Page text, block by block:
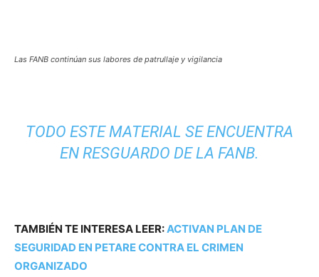
Las FANB continúan sus labores de patrullaje y vigilancia
TODO ESTE MATERIAL SE ENCUENTRA
EN RESGUARDO DE LA FANB.
TAMBIÉN TE INTERESA LEER:ACTIVAN PLAN DE
SEGURIDAD EN PETARE CONTRA EL CRIMEN
ORGANIZADO